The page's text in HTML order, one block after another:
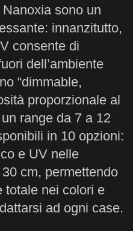
sono un
innanzitutto,
consente di
dell’ambiente
“dimmable,
proporzionale al
range da 7 a 12
in 10 opzioni:
e UV nelle
cm, permettendo
totale nei colori e
ad ogni case.